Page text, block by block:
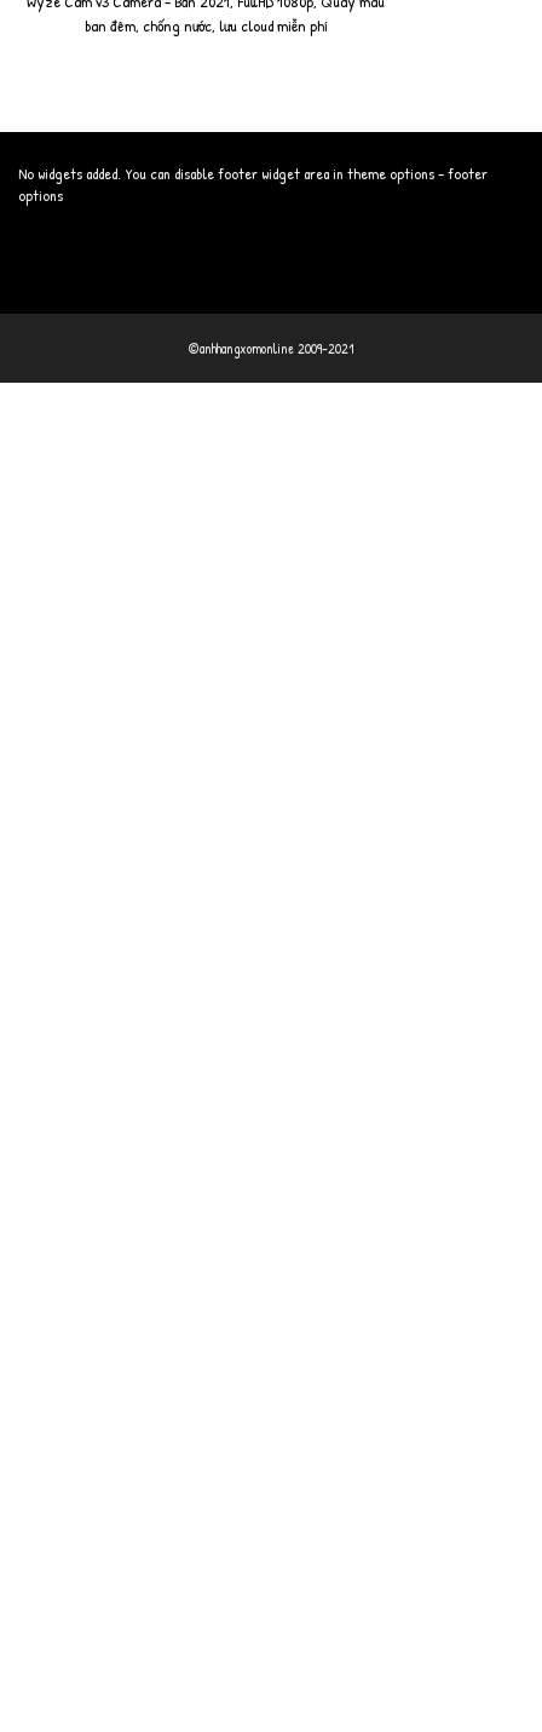
ban đêm, chống nước, lưu cloud miễn phí
No widgets added. You can disable footer widget area in theme options - footer
options
©anhhangxomonline 2009-2021